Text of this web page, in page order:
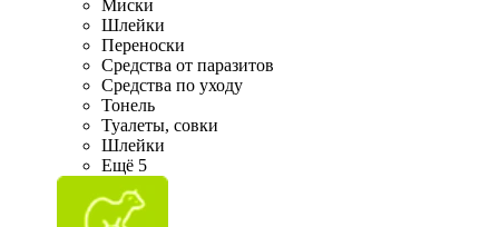
Миски
Шлейки
Переноски
Средства от паразитов
Средства по уходу
Тонель
Туалеты, совки
Шлейки
Ещё 5